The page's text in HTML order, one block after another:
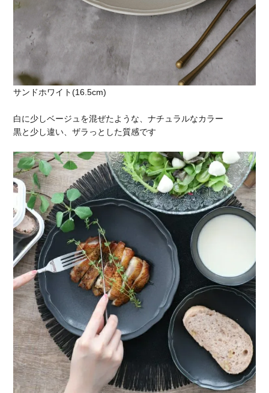
サンドホワイト(16.5cm)
白に少しベージュを混ぜたような、ナチュラルなカラー
黒と少し違い、ザラっとした質感です